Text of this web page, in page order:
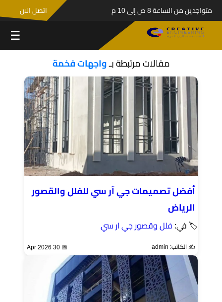
متواجدين من الساعة 8 ص إلى 10 م اتصل الان
☰
مقالات مرتبطة بـواجهات فخمة
أفضل تصميمات جي آر سي للفلل والقصور
الرياض
🏷 في: فلل وقصور جي ار سي
✍️ الكاتب: admin 📅 30 Apr 2026